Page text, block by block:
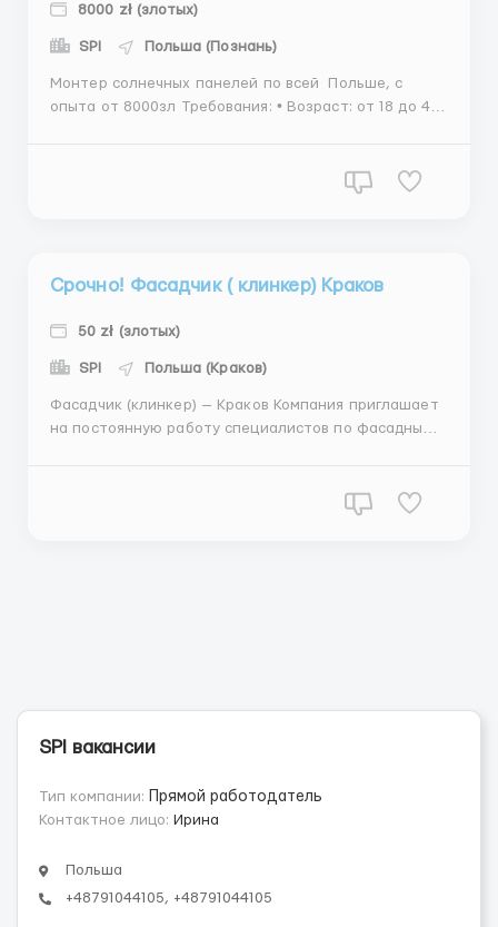
8000 zł (злотых)
SPI Польша (Познань)
Монтер солнечных панелей по всей Польше, с
опыта от 8000зл Требования: • Возраст: от 18 до 45
Проживание за счет компании; • Бесплатный
Срочно! Фасадчик ( клинкер) Краков
50 zł (злотых)
SPI Польша (Краков)
Фасадчик (клинкер) — Краков Компания приглашает
на постоянную работу специалистов по фасадным
1 года — Ответственное отношение к делу — Умение
SPI вакансии
Тип компании:
Прямой работодатель
Контактное лицо: Ирина
Польша
+48791044105, +48791044105